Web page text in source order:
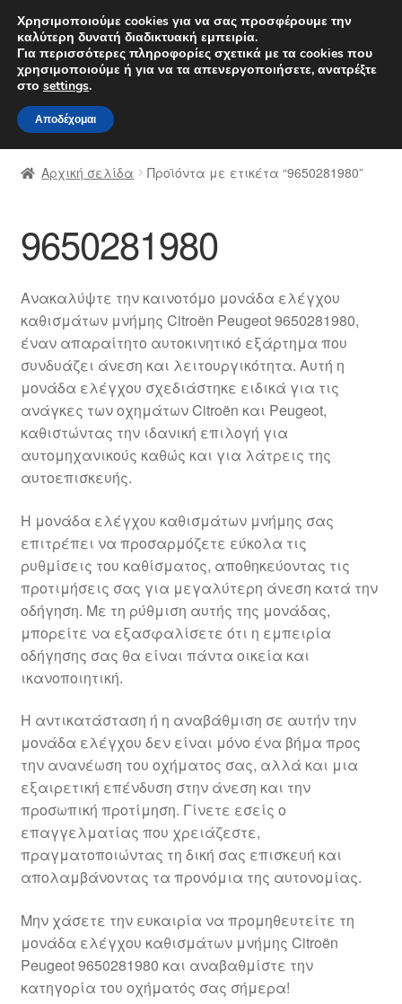
ΑΠΟΣΤΟΛΗ από 7 EUR
Δευτέρα-Παρ. 9 π.μ. - 4 μ.μ.
Απευθείας
μετάβαση
στην
πλοήγηση
Μετάβαση
σε
περιεχόμενο
Αρχική
Διαδικασία Παραπόνων
Επικοινωνία
Μεταφορά
Ο λογαριασμός μου
Ολοκλήρωση αγοράς
Οροι και Προϋποθέσεις
Παγκόσμια αποστολή
Παράπονα
πληρωμές
Πολιτική Απορρήτου
Σχετικά με εμάς
Αρχική σελίδα Προϊόντα με ετικέτα “9650281980”
9650281980
Ανακαλύψτε την καινοτόμο μονάδα ελέγχου
καθισμάτων μνήμης Citroën Peugeot 9650281980,
έναν απαραίτητο αυτοκινητικό εξάρτημα που
συνδυάζει άνεση και λειτουργικότητα. Αυτή η
μονάδα ελέγχου σχεδιάστηκε ειδικά για τις
ανάγκες των οχημάτων Citroën και Peugeot,
καθιστώντας την ιδανική επιλογή για
αυτομηχανικούς καθώς και για λάτρεις της
αυτοεπισκευής.
Η μονάδα ελέγχου καθισμάτων μνήμης σας
επιτρέπει να προσαρμόζετε εύκολα τις
ρυθμίσεις του καθίσματος, αποθηκεύοντας τις
προτιμήσεις σας για μεγαλύτερη άνεση κατά την
οδήγηση. Με τη ρύθμιση αυτής της μονάδας,
μπορείτε να εξασφαλίσετε ότι η εμπειρία
οδήγησης σας θα είναι πάντα οικεία και
ικανοποιητική.
Η αντικατάσταση ή η αναβάθμιση σε αυτήν την
μονάδα ελέγχου δεν είναι μόνο ένα βήμα προς
την ανανέωση του οχήματος σας, αλλά και μια
εξαιρετική επένδυση στην άνεση και την
προσωπική προτίμηση. Γίνετε εσείς ο
επαγγελματίας που χρειάζεστε,
πραγματοποιώντας τη δική σας επισκευή και
απολαμβάνοντας τα προνόμια της αυτονομίας.
Μην χάσετε την ευκαιρία να προμηθευτείτε τη
μονάδα ελέγχου καθισμάτων μνήμης Citroën
Peugeot 9650281980 και αναβαθμίστε την
κατηγορία του οχήματός σας σήμερα!
Χρησιμοποιούμε cookies για να σας προσφέρουμε την
καλύτερη δυνατή διαδικτυακή εμπειρία.
Για περισσότερες πληροφορίες σχετικά με τα cookies που
χρησιμοποιούμε ή για να τα απενεργοποιήσετε, ανατρέξτε
στο settings.
Αποδέχομαι